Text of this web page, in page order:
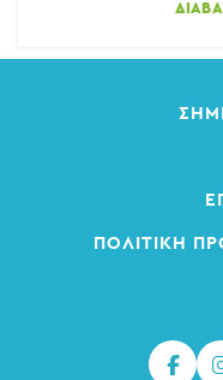
ΠΟΛΙΤΙΚΉ